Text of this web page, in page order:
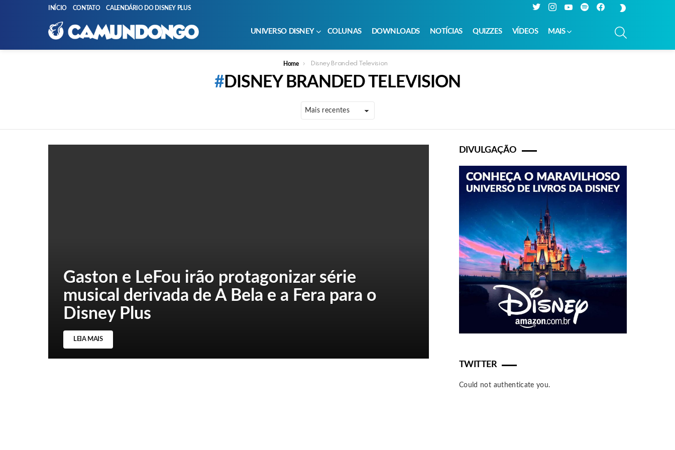
INÍCIO CONTATO CALENDÁRIO DO DISNEY PLUS
TwitterInstagramYouTubeSpotify Facebook
UNIVERSO DISNEY COLUNAS DOWNLOADS NOTÍCIAS QUIZZES VÍDEOS MAIS
Home Disney Branded Television
DISNEY BRANDED TELEVISION
Gaston e LeFou irão protagonizar série
musical derivada de A Bela e a Fera para o
Disney Plus
LEIA MAIS
DIVULGAÇÃO
TWITTER
Could not authenticate you.